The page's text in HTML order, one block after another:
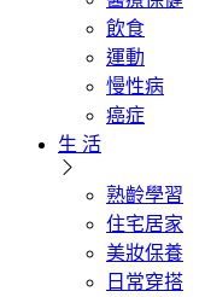
飲食
運動
慢性病
癌症
生 活
熟齡學習
住宅居家
美妝保養
日常穿搭